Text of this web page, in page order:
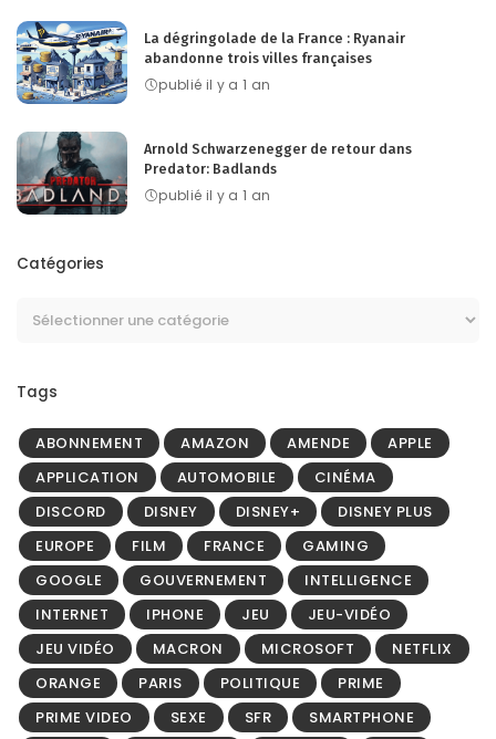
La dégringolade de la France : Ryanair
abandonne trois villes françaises
publié il y a 1 an
Arnold Schwarzenegger de retour dans
Predator: Badlands
publié il y a 1 an
Catégories
Tags
ABONNEMENT AMAZON AMENDE
APPLE
APPLICATION
AUTOMOBILE
CINÉMA
DISCORD
DISNEY DISNEY+
DISNEY PLUS
EUROPE
FILM FRANCE
GAMING
GOOGLE
GOUVERNEMENT
INTELLIGENCE
INTERNET
IPHONE JEU
JEU-VIDÉO
JEU VIDÉO
MACRON MICROSOFT
NETFLIX
ORANGE
PARIS POLITIQUE
PRIME
PRIME VIDEO
SEXE SFR
SMARTPHONE